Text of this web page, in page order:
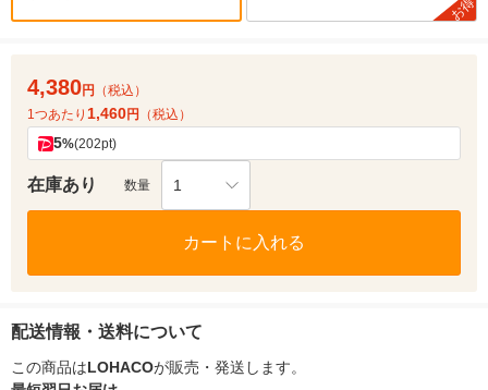
お得
4,380円
（税込）
1つあたり 1,460円 （税込）
5%(202pt)
在庫あり 数量 1
カートに入れる
配送情報・送料について
この商品はLOHACOが販売・発送します。